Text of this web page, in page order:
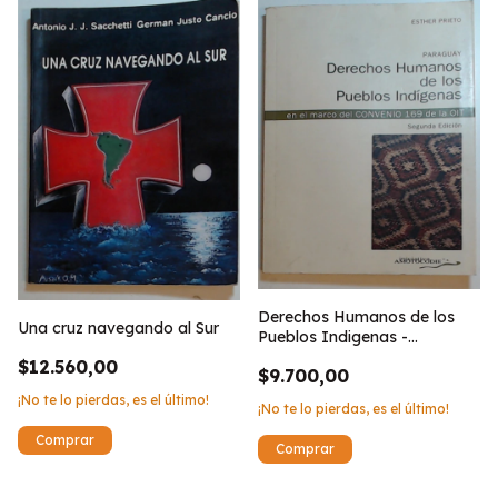
Una cruz navegando al Sur
$12.560,00
¡No te lo pierdas, es el último!
Derechos Humanos de los
Pueblos Indigenas -
$9.700,00
¡No te lo pierdas, es el último!